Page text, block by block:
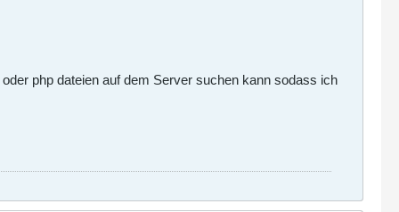
php dateien auf dem Server suchen kann sodass ich